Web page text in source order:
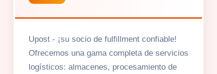
Upost - ¡su socio de fulfillment confiable!
Ofrecemos una gama completa de servicios
logísticos: almacenes, procesamiento de